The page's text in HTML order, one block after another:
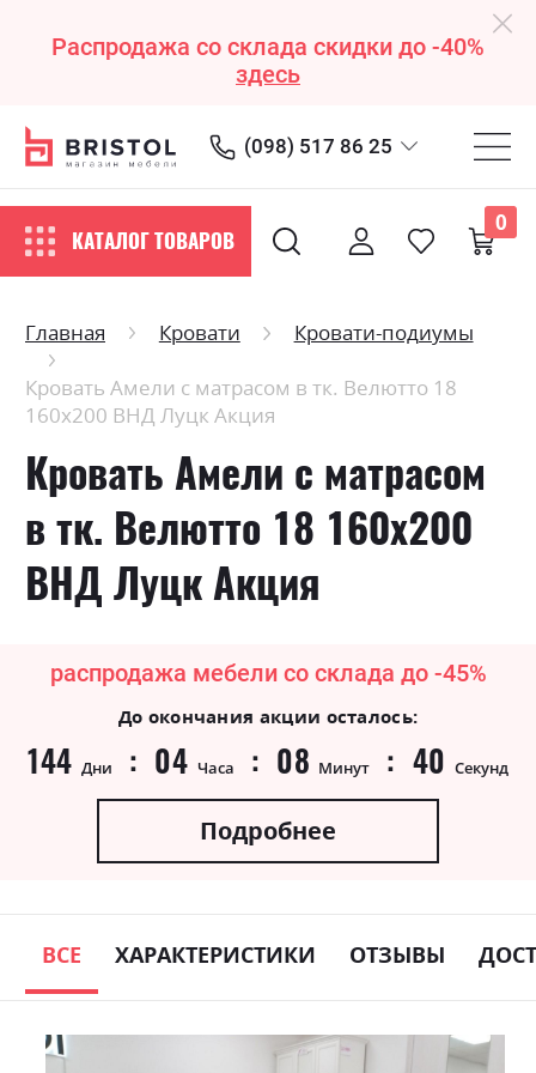
Распродажа со склада скидки до -40%
здесь
(098) 517 86 25
КАТАЛОГ ТОВАРОВ
0
Главная Кровати
Кровати-подиумы
Кровать Амели с матрасом в тк. Велютто 18
160х200 ВНД Луцк Акция
Кровать Амели с матрасом
в тк. Велютто 18 160х200
ВНД Луцк Акция
распродажа мебели со склада до -45%
До окончания акции осталось:
144 Дни 04 Часа 08 Минут 39 Секунд
Подробнее
ВСЕ ХАРАКТЕРИСТИКИ ОТЗЫВЫ
Skip